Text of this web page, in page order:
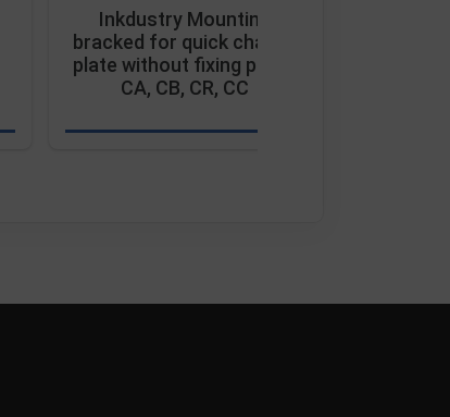
Inkdustry Mounting
bracked for quick change
plate without fixing parts,
CA, CB, CR, CC